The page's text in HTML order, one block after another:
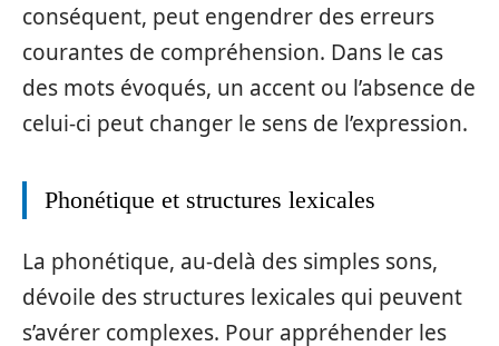
conséquent, peut engendrer des erreurs
courantes de compréhension. Dans le cas
des mots évoqués, un accent ou l’absence de
celui-ci peut changer le sens de l’expression.
Phonétique et structures lexicales
La phonétique, au-delà des simples sons,
dévoile des structures lexicales qui peuvent
s’avérer complexes. Pour appréhender les